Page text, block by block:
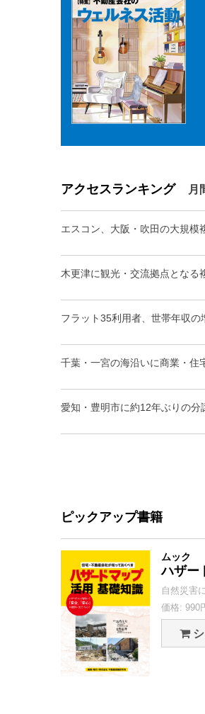
アクセスランキング 月
エスコン、大阪・吹田の大規模
木更津に観光・交流拠点となる
フラット35利用者、世帯年収の
千葉・一宮の海沿いに商業・住
愛知・豊明市に約12年ぶりの分
ピックアップ書籍
ムック
ハザー
自然災害
価格: 990
シ